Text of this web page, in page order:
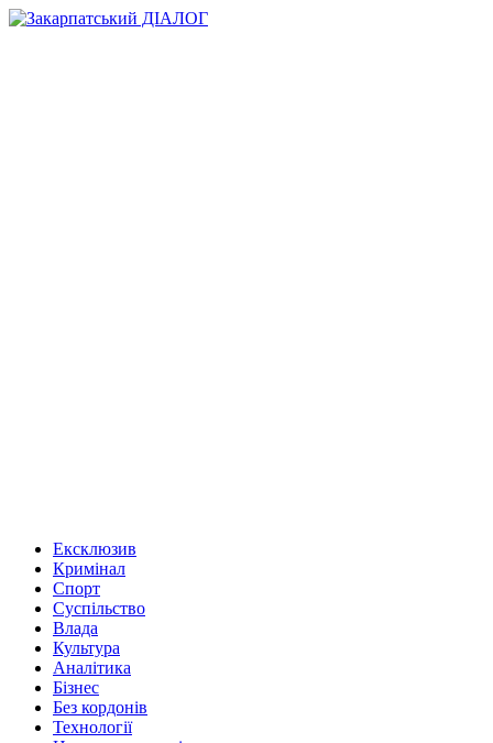
Ексклюзив
Кримінал
Спорт
Суспільство
Влада
Культура
Аналітика
Бізнес
Без кордонів
Технології